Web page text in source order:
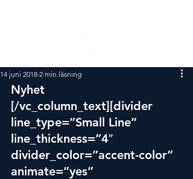
14 juni 2018 2 min läsning
Nyhet
[/vc_column_text][divider
line_type=”Small Line”
line_thickness=”4″
divider_color=”accent-color”
animate=”yes”